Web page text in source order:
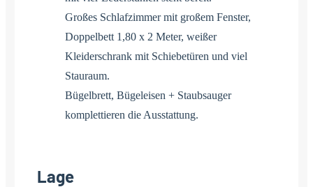
Großes Schlafzimmer mit großem Fenster,
Doppelbett 1,80 x 2 Meter, weißer
Kleiderschrank mit Schiebetüren und viel
Stauraum.
Bügelbrett, Bügeleisen + Staubsauger
komplettieren die Ausstattung.
Lage